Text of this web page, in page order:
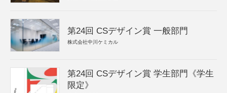
第24回 CSデザイン賞 一般部門
株式会社中川ケミカル
第24回 CSデザイン賞 学生部門《学生
限定》